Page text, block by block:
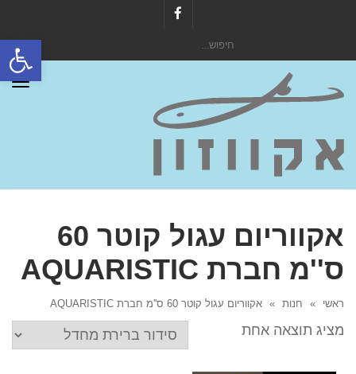
פתח
אקווריום עגול קוטר 60
ס''מ חברת AQUARISTIC
ראשי » חנות » אקווריום עגול קוטר 60 ס''מ חברת AQUARISTIC
מציג תוצאה אחת